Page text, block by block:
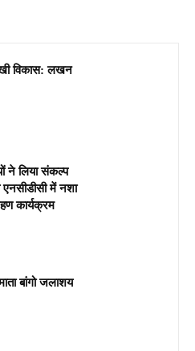
विकास: लखन
ने लिया संकल्प
एनसीडीसी में नशा
कार्यक्रम
बांगो जलाशय